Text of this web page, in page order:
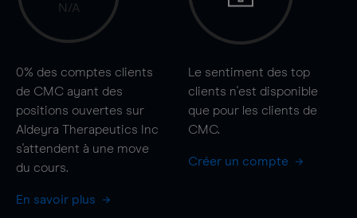
N/A
0% des comptes clients
de CMC ayant des
positions ouvertes sur
Aldeyra Therapeutics Inc
s'attendent à une move
du cours.
En savoir plus
Le sentiment des top
clients n'est disponible
que pour les clients de
CMC.
Créer un compte